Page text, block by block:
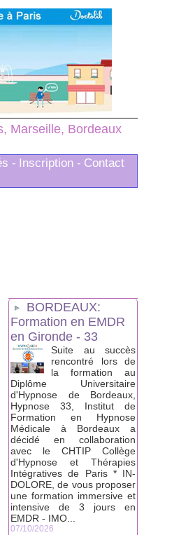
Marseille, Bordeaux
- Inscription - Contact
BORDEAUX:
Formation en EMDR
en Gironde - 33
Suite au succès
rencontré lors de
la formation au
Diplôme Universitaire
d'Hypnose de Bordeaux,
Hypnose 33, Institut de
Formation en Hypnose
Médicale à Bordeaux a
décidé en collaboration
avec le CHTIP Collège
d'Hypnose et Thérapies
Intégratives de Paris * IN-
DOLORE, de vous proposer
une formation immersive et
intensive de 3 jours en
EMDR - IMO...
07/10/2026